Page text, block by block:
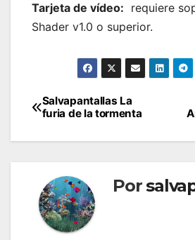
Tarjeta de vídeo: requiere
Shader v1.0 o superior.
Navegación
entradas
Salvapantallas La
furia de la tormenta
Por